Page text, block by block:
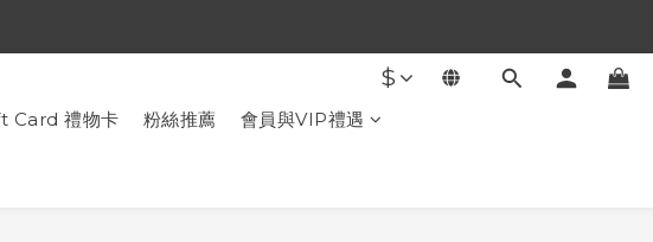
$
Card 禮物卡 粉絲推薦 會員與VIP禮遇